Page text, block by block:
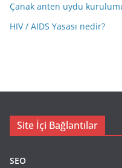
Çanak anten uydu
HIV / AIDS Yasası nedir?
Site İçi Bağlantılar
SEO